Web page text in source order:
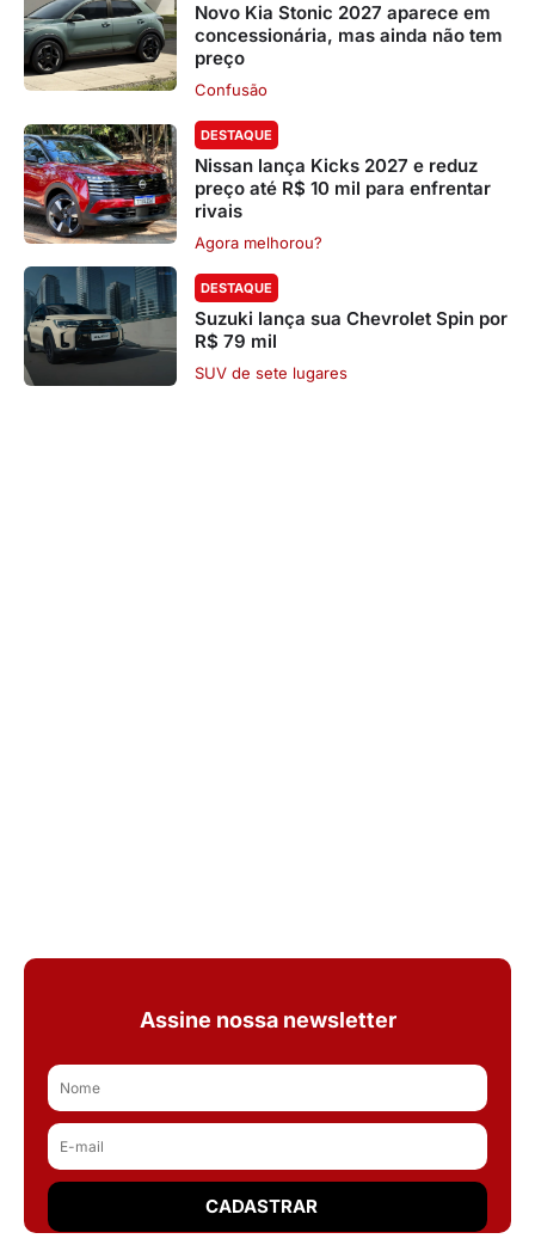
Novo Kia Stonic 2027 aparece em
concessionária, mas ainda não tem
preço
Confusão
DESTAQUE
Nissan lança Kicks 2027 e reduz
preço até R$ 10 mil para enfrentar
rivais
Agora melhorou?
DESTAQUE
Suzuki lança sua Chevrolet Spin por
R$ 79 mil
SUV de sete lugares
Assine nossa newsletter